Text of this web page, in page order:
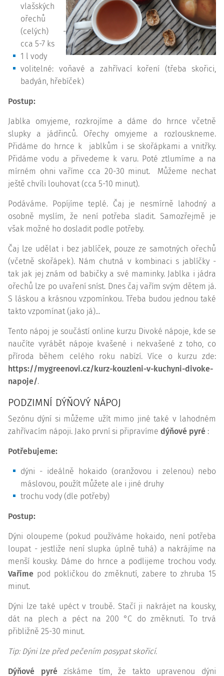
vlašských
ořechů
(celých) -
cca 5-7 ks
1 l vody
volitelné: voňavé a zahřívací koření (třeba skořici,
badyán, hřebíček)
Postup:
Jablka omyjeme, rozkrojíme a dáme do hrnce včetně
slupky a jádřinců. Ořechy omyjeme a rozlouskneme.
Přidáme do hrnce k jablkům i se skořápkami a vnitřky.
Přidáme vodu a přivedeme k varu. Poté ztlumíme a na
mírném ohni vaříme cca 20-30 minut. Můžeme nechat
ještě chvíli louhovat (cca 5-10 minut).
Podáváme. Popíjíme teplé. Čaj je nesmírně lahodný a
osobně myslím, že není potřeba sladit. Samozřejmě je
však možné ho dosladit podle potřeby.
Čaj lze udělat i bez jablíček, pouze ze samotných ořechů
(včetně skořápek). Nám chutná v kombinaci s jablíčky -
tak jak jej znám od babičky a své maminky. Jablka i jádra
ořechů lze po uvaření sníst. Dnes čaj vařím svým dětem já.
S láskou a krásnou vzpomínkou. Třeba budou jednou také
takto vzpomínat (jako já)...
Tento nápoj je součástí online kurzu Divoké nápoje, kde se
naučíte vyrábět nápoje kvašené i nekvašené z toho, co
příroda během celého roku nabízí. Více o kurzu zde:
https://mygreenovi.cz/kurz-kouzleni-v-kuchyni-divoke-
napoje/.
PODZIMNÍ DÝŇOVÝ NÁPOJ
Sezónu dýní si můžeme užít mimo jiné také v lahodném
zahřívacím nápoji. Jako první si připravíme dýňové pyré :
Potřebujeme:
dýni - ideálně hokaido (oranžovou i zelenou) nebo
máslovou, použít můžete ale i jiné druhy
trochu vody (dle potřeby)
Postup:
Dýni oloupeme (pokud používáme hokaido, není potřeba
loupat - jestliže není slupka úplně tuhá) a nakrájíme na
menší kousky. Dáme do hrnce a podlijeme trochou vody.
Vaříme pod pokličkou do změknutí, zabere to zhruba 15
minut.
Dýni lze také upéct v troubě. Stačí ji nakrájet na kousky,
dát na plech a péct na 200 °C do změknutí. To trvá
přibližně 25-30 minut.
Tip: Dýni lze před pečením posypat skořicí.
Dýňové pyrézískáme tím, že takto upravenou dýni